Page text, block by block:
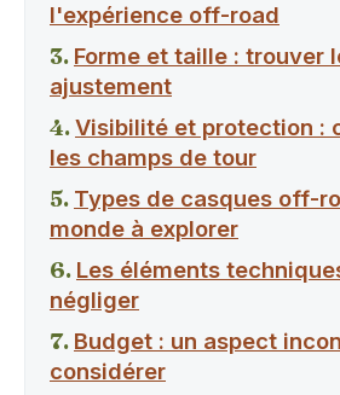
l'expérience off-road
Forme et taille : trouver
ajustement
Visibilité et protection :
les champs de tour
Types de casques off-
monde à explorer
Les éléments
négliger
Budget : un aspect
considérer